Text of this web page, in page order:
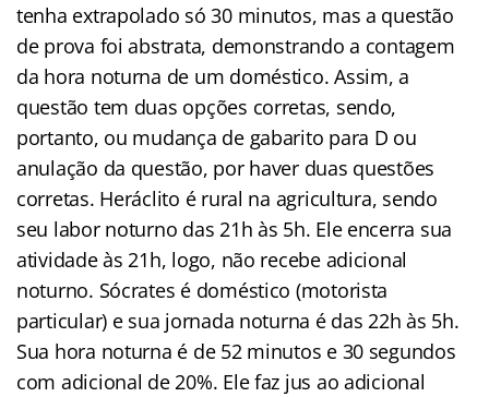
tenha extrapolado só 30 minutos, mas a questão
de prova foi abstrata, demonstrando a contagem
da hora noturna de um doméstico. Assim, a
questão tem duas opções corretas, sendo,
portanto, ou mudança de gabarito para D ou
anulação da questão, por haver duas questões
corretas. Heráclito é rural na agricultura, sendo
seu labor noturno das 21h às 5h. Ele encerra sua
atividade às 21h, logo, não recebe adicional
noturno. Sócrates é doméstico (motorista
particular) e sua jornada noturna é das 22h às 5h.
Sua hora noturna é de 52 minutos e 30 segundos
com adicional de 20%. Ele faz jus ao adicional